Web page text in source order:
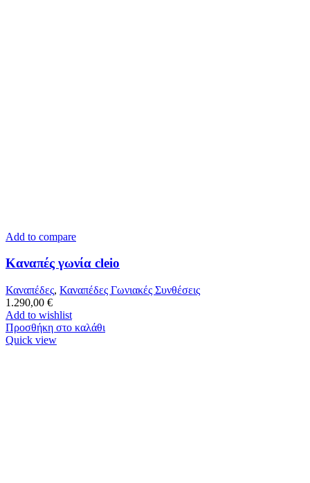
Add to compare
Καναπές γωνία cleio
Καναπέδες, Καναπέδες Γωνιακές Συνθέσεις
1.290,00 €
Add to wishlist
Προσθήκη στο καλάθι
Quick view